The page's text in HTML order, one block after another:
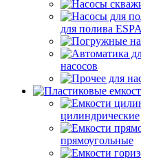
для полива
насосов
цилиндрические
прямоугольные